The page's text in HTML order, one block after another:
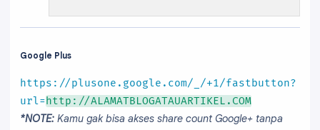
Google Plus
https://plusone.google.com/_/+1/fastbutton?
url=http://ALAMATBLOGATAUARTIKEL.COM
*NOTE: Kamu gak bisa akses share count Google+ tanpa